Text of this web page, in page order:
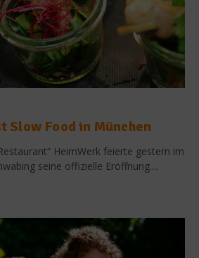
Slow Food in München
HeimWerk feierte gestern im
seine offizielle Eröffnung....